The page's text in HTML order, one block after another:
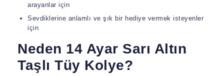
arayanlar için
Sevdiklerine anlamlı ve şık bir hediye vermek isteyenler
için
Neden 14 Ayar Sarı Altın
Taşlı Tüy Kolye?